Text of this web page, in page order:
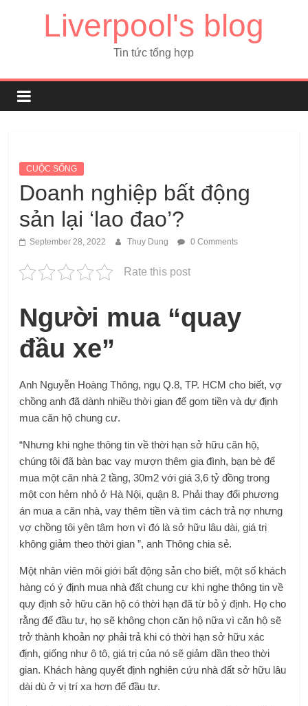
Liverpool's blog
Tin tức tổng hợp
CUỘC SỐNG
Doanh nghiệp bất động
sản lại ‘lao đao’?
September 28, 2022 Thuy Dung 0 Comments
Rate this post
Người mua “quay
đầu xe”
Anh Nguyễn Hoàng Thông, ngụ Q.8, TP. HCM cho biết, vợ
chồng anh đã dành nhiều thời gian để gom tiền và dự định
mua căn hộ chung cư.
“Nhưng khi nghe thông tin về thời hạn sở hữu căn hộ,
chúng tôi đã bàn bạc vay mượn thêm gia đình, bạn bè để
mua một căn nhà 2 tầng, 30m2 với giá 3,6 tỷ đồng trong
một con hẻm nhỏ ở Hà Nội, quận 8. Phải thay đổi phương
án mua a căn nhà, vay thêm tiền và tìm cách trả nợ nhưng
vợ chồng tôi yên tâm hơn vì đó là sở hữu lâu dài, giá trị
không giảm theo thời gian ”, anh Thông chia sẻ.
Một nhân viên môi giới bất động sản cho biết, một số khách
hàng có ý định mua nhà đất chung cư khi nghe thông tin về
quy định sở hữu căn hộ có thời hạn đã từ bỏ ý định. Họ cho
rằng để đầu tư, họ sẽ không chọn căn hộ nữa vì căn hộ sẽ
trở thành khoản nợ phải trả khi có thời hạn sở hữu xác
định, giống như ô tô, giá trị của nó sẽ giảm dần theo thời
gian. Khách hàng quyết định nghiên cứu nhà đất sở hữu lâu
dài dù ở vị trí xa hơn để đầu tư.